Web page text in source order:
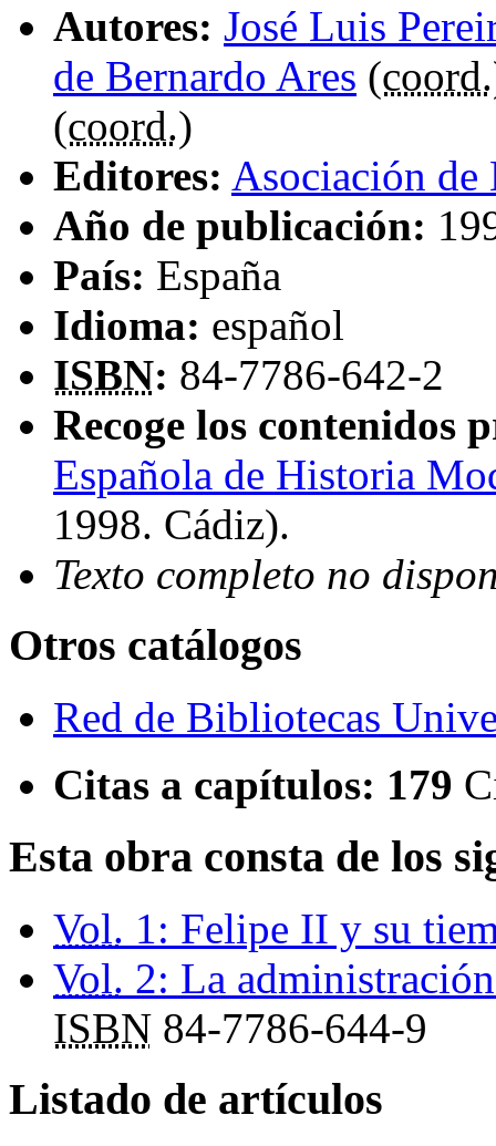
Autores: José Luis
de Bernardo Ares (coord.
(coord.)
Editores: Asociación
Año de publicación:
País: España
Idioma: español
ISBN: 84-7786-642-2
Recoge los contenidos
Española de Historia
1998. Cádiz).
Texto completo no
Otros catálogos
Red de Bibliotecas
Citas a capítulos: 179
Esta obra consta de los
Vol. 1: Felipe II y su
Vol. 2: La
ISBN 84-7786-644-9
Listado de artículos